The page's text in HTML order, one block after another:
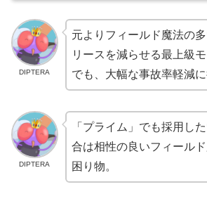
DIPTERA
元よりフィールド魔法の
リースを減らせる最上級
でも、大幅な事故率軽減
DIPTERA
「プライム」でも採用し
合は相性の良いフィール
困り物。